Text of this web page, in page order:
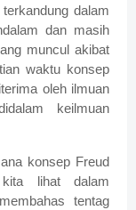
dalam
dan masih
muncul akibat
waktu konsep
oleh ilmuan
keilmuan
konsep Freud
lihat dalam
tentag